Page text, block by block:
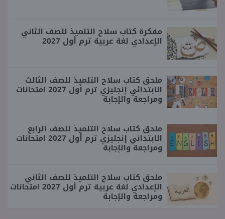
مفكرة كتاب سلاح التلميذ للصف الثاني
الإعدادي لغة عربية ترم أول 2027
ملحق كتاب سلاح التلميذ للصف الثالث
الابتدائي إنجليزي ترم أول 2027 امتحانات
ومراجعة والإجابة
ملحق كتاب سلاح التلميذ للصف الرابع
الابتدائي إنجليزي ترم أول 2027 امتحانات
ومراجعة والإجابة
ملحق كتاب سلاح التلميذ للصف الثاني
الإعدادي لغة عربية ترم أول 2027 امتحانات
ومراجعة والإجابة